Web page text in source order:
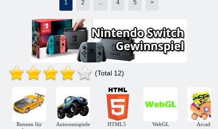
1 2 4 5 >
(Total 12)
Rennen für
Autorennspiele HTML5 WebGL Arcade